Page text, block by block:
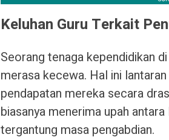
Keluhan Guru Terkait
Seorang tenaga kependidikan
merasa kecewa. Hal ini
pendapatan mereka secara
biasanya menerima upah
tergantung masa pengabdian.